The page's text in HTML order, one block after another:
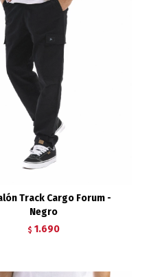
Track Cargo Forum -
Negro
$ 1.690